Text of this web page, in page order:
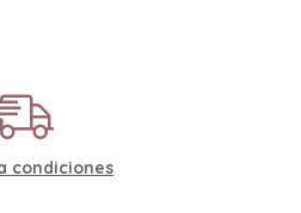
condiciones